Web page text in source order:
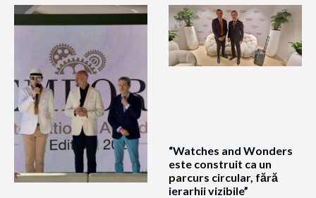
“Watches and Wonders
este construit ca un
parcurs circular, fără
ierarhii vizibile”